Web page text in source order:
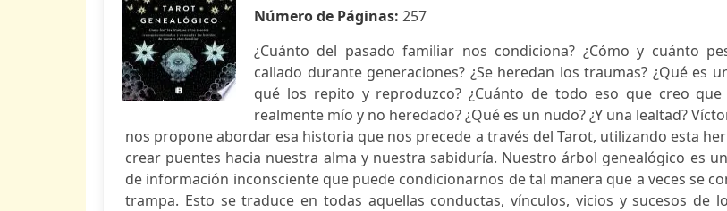
Número de Páginas: 257
¿Cuánto del pasado familiar nos condiciona? ¿Cómo y cuánto
callado durante generaciones? ¿Se heredan los traumas? ¿Qué es
qué los repito y reproduzco? ¿Cuánto de todo eso que creo
realmente mío y no heredado? ¿Qué es un nudo? ¿Y una lealtad?
nos propone abordar esa historia que nos precede a través del Tarot, utilizando esta
crear puentes hacia nuestra alma y nuestra sabiduría. Nuestro árbol genealógico es
de información inconsciente que puede condicionarnos de tal manera que a veces se
trampa. Esto se traduce en todas aquellas conductas, vínculos, vicios y sucesos de